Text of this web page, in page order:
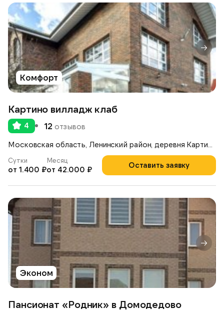
Комфорт
Картино вилладж клаб
4 12 отзывов
Оставить заявку
Сутки
от 1.400 ₽
Месяц
от 42.000 ₽
Эконом
Пансионат «Родник» в Домодедово